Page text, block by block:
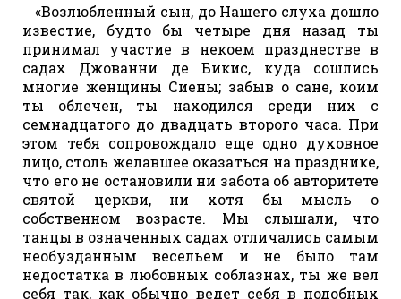
«Возлюбленный сын, до Нашего слуха дошло
известие, будто бы четыре дня назад ты
принимал участие в некоем празднестве в
садах Джованни де Бикис, куда сошлись
многие женщины Сиены; забыв о сане, коим
ты облечен, ты находился среди них с
семнадцатого до двадцать второго часа. При
этом тебя сопровождало еще одно духовное
лицо, столь желавшее оказаться на празднике,
что его не остановили ни забота об авторитете
святой церкви, ни хотя бы мысль о
собственном возрасте. Мы слышали, что
танцы в означенных садах отличались самым
необузданным весельем и не было там
недостатка в любовных соблазнах, ты же вел
себя так, как обычно ведет себя в подобных